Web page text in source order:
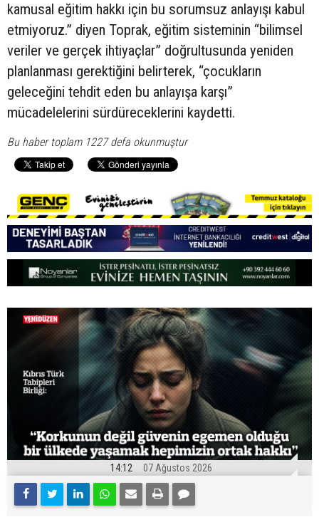
kamusal eğitim hakkı için bu sorumsuz anlayışı kabul
etmiyoruz.” diyen Toprak, eğitim sisteminin “bilimsel
veriler ve gerçek ihtiyaçlar” doğrultusunda yeniden
planlanması gerektiğini belirterek, “çocukların
geleceğini tehdit eden bu anlayışa karşı”
mücadelelerini sürdüreceklerini kaydetti.
Bu haber toplam 1227 defa okunmuştur
14:12 07 Ağustos 2026